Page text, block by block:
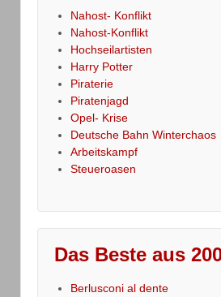
Nahost- Konflikt
Nahost-Konflikt
Hochseilartisten
Harry Potter
Piraterie
Piratenjagd
Opel- Krise
Deutsche Bahn Winterchaos
Arbeitskampf
Steueroasen
Das Beste aus
Berlusconi al dente